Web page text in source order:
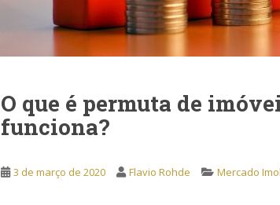
O que é permuta de
funciona?
3 de março de 2020 Flavio Rohde Mercado